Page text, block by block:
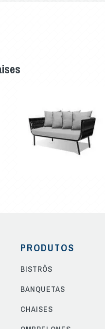
PRODUTOS
BISTRÔS
BANQUETAS
CHAISES